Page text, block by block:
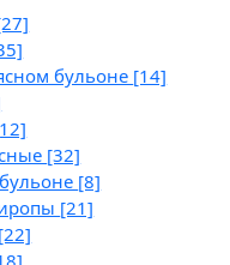
бульоне [14]
[32]
[8]
[21]
[22]